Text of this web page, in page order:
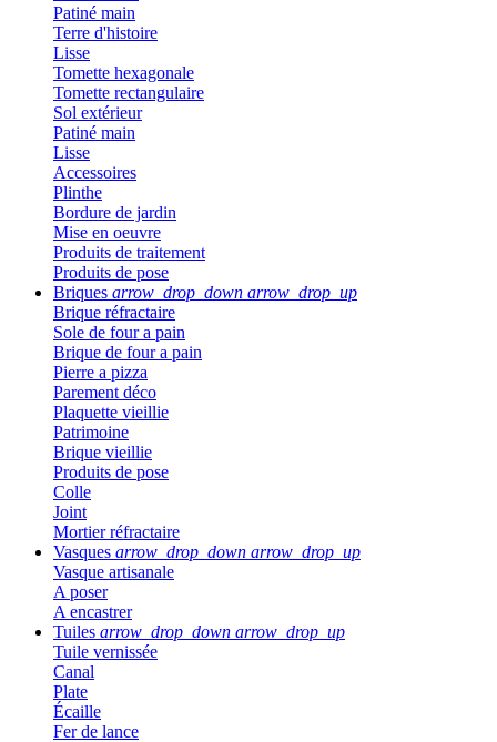
Patiné main
Terre d'histoire
Lisse
Tomette hexagonale
Tomette rectangulaire
Sol extérieur
Patiné main
Lisse
Accessoires
Plinthe
Bordure de jardin
Mise en oeuvre
Produits de traitement
Produits de pose
Briques arrow_drop_down arrow_drop_up
Brique réfractaire
Sole de four a pain
Brique de four a pain
Pierre a pizza
Parement déco
Plaquette vieillie
Patrimoine
Brique vieillie
Produits de pose
Colle
Joint
Mortier réfractaire
Vasques arrow_drop_down arrow_drop_up
Vasque artisanale
A poser
A encastrer
Tuiles arrow_drop_down arrow_drop_up
Tuile vernissée
Canal
Plate
Écaille
Fer de lance